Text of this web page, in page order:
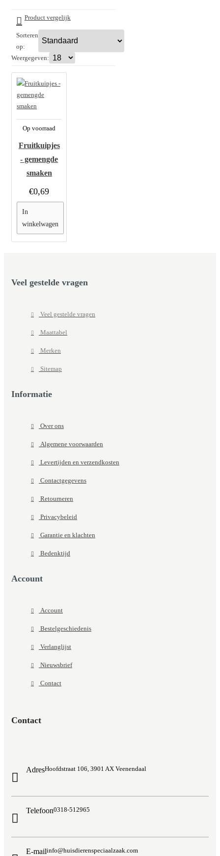
Product vergelijk
Sorteren
op:
Weergegeven:
Op voorraad
Fruitkuipjes
- gemengde
smaken
€0,69
In
winkelwagen
Veel gestelde vragen
Veel gestelde vragen
Maattabel
Merken
Sitemap
Informatie
Over ons
Algemene voorwaarden
Levertijden en verzendkosten
Contactgegevens
Retourneren
Privacybeleid
Garantie en klachten
Bedenktijd
Account
Account
Bestelgeschiedenis
Verlanglijst
Nieuwsbrief
Contact
Contact
AdresHoofdstraat 106, 3901 AX Veenendaal
Telefoon0318-512965
E-mailinfo@huisdierenspeciaalzaak.com